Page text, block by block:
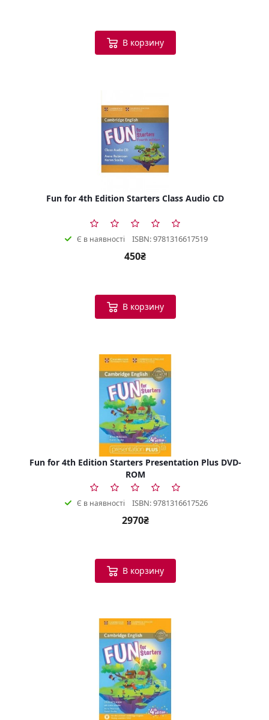
В корзину
Fun for 4th Edition Starters Class Audio CD
Є в наявності ISBN: 9781316617519
450₴
В корзину
Fun for 4th Edition Starters Presentation Plus DVD-
ROM
Є в наявності ISBN: 9781316617526
2970₴
В корзину